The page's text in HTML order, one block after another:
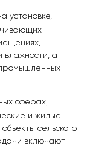
установке,
влажности, а
сферах,
и жилые
сельского
включают